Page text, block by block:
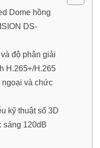
Dome hồng
DS-
độ phân giải
H.265+/H.265
ngoại và chức
kỹ thuật số 3D
sáng 120dB